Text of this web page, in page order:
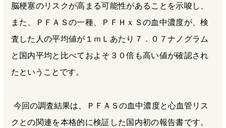
脳梗塞のリスクが高まる可能性があることを示唆し、
また、ＰＦＡＳの一種、ＰＦＨｘＳの血中濃度が、検
査した人の平均値が１ｍＬあたり７．０７ナノグラム
と国内平均と比べておよそ３０倍も高い値が確認され
たということです。
今回の調査結果は、ＰＦＡＳの血中濃度と心血管リス
クとの関連を本格的に検証した国内初の報告書です。